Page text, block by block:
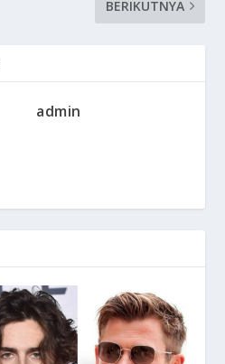
BERIKUTNYA
admin